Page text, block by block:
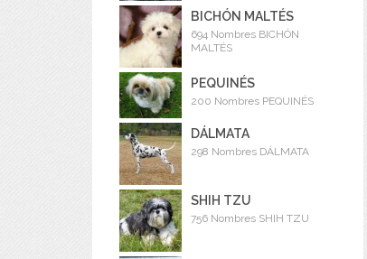
BICHÓN MALTÉS
694 Nombres BICHÓN
MALTÉS
PEQUINÉS
200 Nombres PEQUINÉS
DÁLMATA
298 Nombres DÁLMATA
SHIH TZU
756 Nombres SHIH TZU